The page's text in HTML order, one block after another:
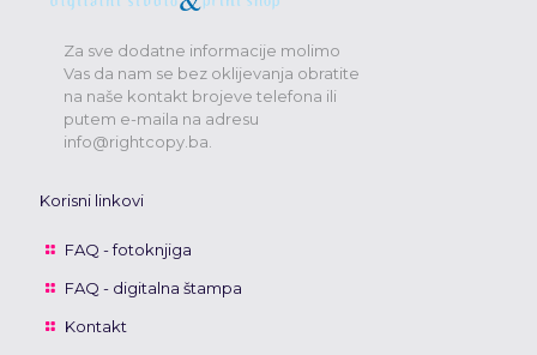
Za sve dodatne informacije molimo
Vas da nam se bez oklijevanja obratite
na naše kontakt brojeve telefona ili
putem e-maila na adresu
info@rightcopy.ba.
Korisni linkovi
FAQ - fotoknjiga
FAQ - digitalna štampa
Kontakt